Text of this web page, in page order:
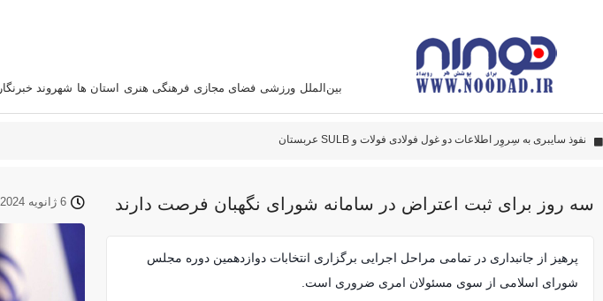
بین‌الملل ورزشی فضای مجازی فرهنگی هنری استان‌ ها شهروند خبرنگار
دادستانی ته
این سامانه متخصص زدن هواپیما آمریکائی است
پهپاد‌های ایران به نقاط مهمی اصابت کرده‌اند
سه روز برای ثبت اعتراض در سامانه شورای نگهبان فرصت دارند
پرهیز از جانبداری در تمامی مراحل اجرایی برگزاری انتخابات دوازدهمین دوره مجلس
شورای اسلامی از سوی مسئولان امری ضروری است.
6 ژانویه 2024